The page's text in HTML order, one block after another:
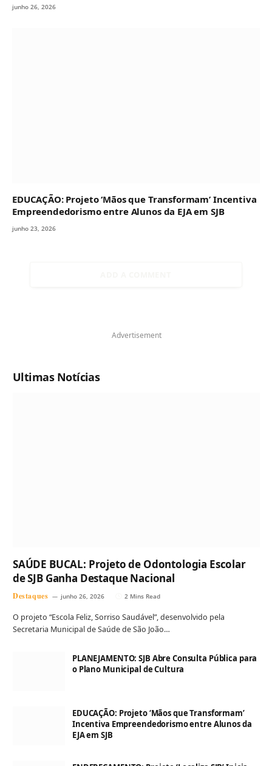
junho 26, 2026
EDUCAÇÃO: Projeto ‘Mãos que Transformam’ Incentiva
Empreendedorismo entre Alunos da EJA em SJB
junho 23, 2026
Advertisement
Ultimas Notícias
SAÚDE BUCAL: Projeto de Odontologia Escolar
de SJB Ganha Destaque Nacional
Destaques junho 26, 2026 2 Mins Read
O projeto “Escola Feliz, Sorriso Saudável”, desenvolvido pela
Secretaria Municipal de Saúde de São João…
PLANEJAMENTO: SJB Abre Consulta Pública para
o Plano Municipal de Cultura
EDUCAÇÃO: Projeto ‘Mãos que Transformam’
Incentiva Empreendedorismo entre Alunos da
EJA em SJB